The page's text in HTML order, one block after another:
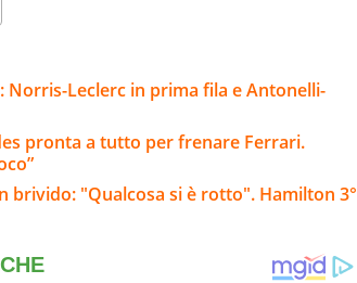
Norris-Leclerc in prima fila e Antonelli-
pronta a tutto per frenare Ferrari.
brivido: "Qualcosa si è rotto". Hamilton 3°